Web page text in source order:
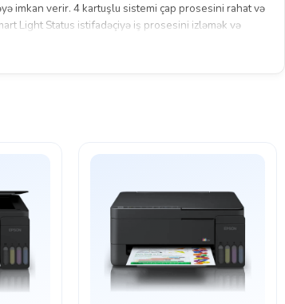
imkan verir. 4 kartuşlu sistemi çap prosesini rahat və
Light Status istifadəçiyə iş prosesini izləmək və